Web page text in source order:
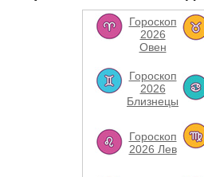
Гороскоп
2026
Овен
Гороскоп
2026
Близнецы
Гороскоп
2026 Лев